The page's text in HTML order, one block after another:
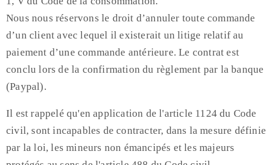
Nous nous réservons le droit d’annuler toute commande
d’un client avec lequel il existerait un litige relatif au
paiement d’une commande antérieure. Le contrat est
conclu lors de la confirmation du règlement par la banque
(Paypal).
Il est rappelé qu'en application de l'article 1124 du Code
civil, sont incapables de contracter, dans la mesure définie
par la loi, les mineurs non émancipés et les majeurs